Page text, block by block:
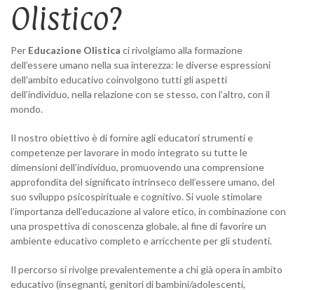
Olistico?
Per Educazione Olistica ci rivolgiamo alla formazione
dell’essere umano nella sua interezza: le diverse espressioni
dell’ambito educativo coinvolgono tutti gli aspetti
dell’individuo, nella relazione con se stesso, con l’altro, con il
mondo.
Il nostro obiettivo è di fornire agli educatori strumenti e
competenze per lavorare in modo integrato su tutte le
dimensioni dell’individuo, promuovendo una comprensione
approfondita del significato intrinseco dell’essere umano, del
suo sviluppo psicospirituale e cognitivo. Si vuole stimolare
l’importanza dell’educazione al valore etico, in combinazione con
una prospettiva di conoscenza globale, al fine di favorire un
ambiente educativo completo e arricchente per gli studenti.
Il percorso si rivolge prevalentemente a chi già opera in ambito
educativo (insegnanti, genitori di bambini/adolescenti,